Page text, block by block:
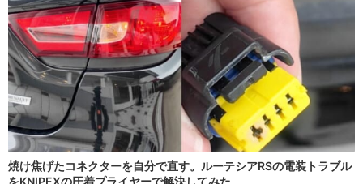
焼け焦げたコネクターを自分で直す。ルーテシアRSの電装トラブル